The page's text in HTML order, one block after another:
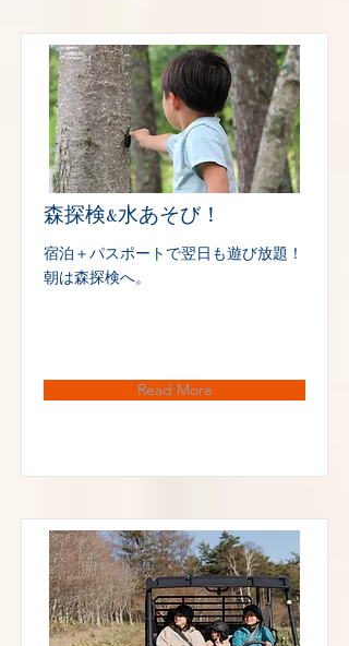
森探検&水あそび！
宿泊＋パスポートで翌日も遊び放題！
朝は森探検へ。
Read More